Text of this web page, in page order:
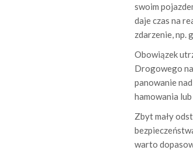
swoim
daje czas na
zdarzenie, np.
Obowiązek
Drogowego
panowanie
hamowania
Zbyt mały
warto